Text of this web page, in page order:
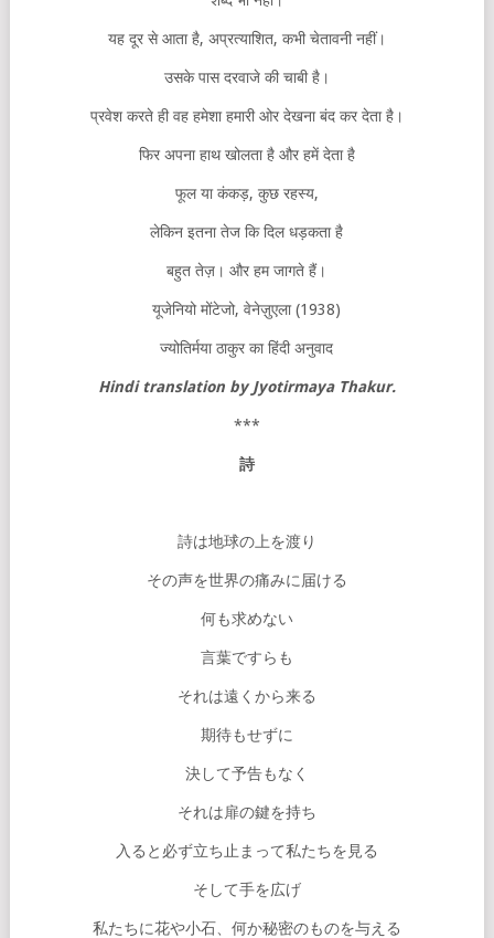
यह दूर से आता है, अप्रत्याशित, कभी चेतावनी नहीं।
उसके पास दरवाजे की चाबी है।
प्रवेश करते ही वह हमेशा हमारी ओर देखना बंद कर देता है।
फिर अपना हाथ खोलता है और हमें देता है
फूल या कंकड़, कुछ रहस्य,
लेकिन इतना तेज कि दिल धड़कता है
बहुत तेज़। और हम जागते हैं।
यूजेनियो मोंटेजो, वेनेज़ुएला (1938)
ज्योतिर्मया ठाकुर का हिंदी अनुवाद
Hindi translation by Jyotirmaya Thakur.
***
詩
詩は地球の上を渡り
その声を世界の痛みに届ける
何も求めない
言葉ですらも
それは遠くから来る
期待もせずに
決して予告もなく
それは扉の鍵を持ち
入ると必ず立ち止まって私たちを見る
そして手を広げ
私たちに花や小石、何か秘密のものを与える